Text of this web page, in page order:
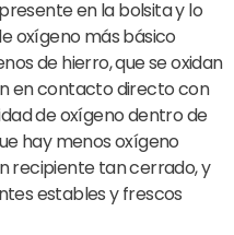
en la bolsita y lo
oxígeno más básico
de hierro, que se oxidan
en contacto directo con
de oxígeno dentro de
hay menos oxígeno
recipiente tan cerrado, y
estables y frescos